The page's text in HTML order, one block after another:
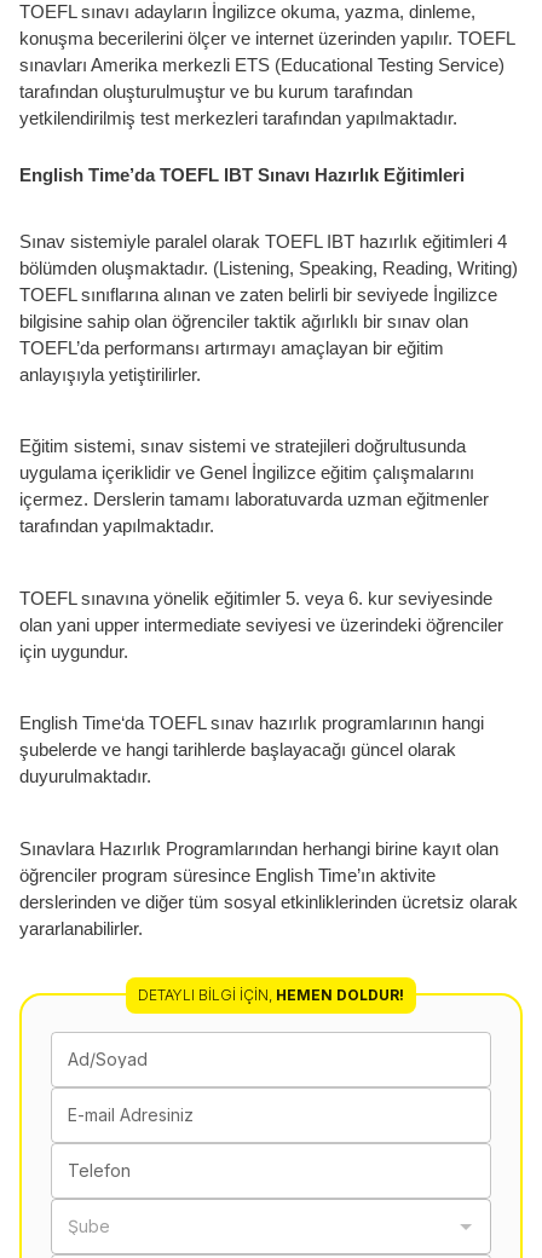
TOEFL sınavı adayların İngilizce okuma, yazma, dinleme,
konuşma becerilerini ölçer ve internet üzerinden yapılır. TOEFL
sınavları Amerika merkezli ETS (Educational Testing Service)
tarafından oluşturulmuştur ve bu kurum tarafından
yetkilendirilmiş test merkezleri tarafından yapılmaktadır.
English Time’da TOEFL IBT Sınavı Hazırlık Eğitimleri
Sınav sistemiyle paralel olarak TOEFL IBT hazırlık eğitimleri 4
bölümden oluşmaktadır. (Listening, Speaking, Reading, Writing)
TOEFL sınıflarına alınan ve zaten belirli bir seviyede İngilizce
bilgisine sahip olan öğrenciler taktik ağırlıklı bir sınav olan
TOEFL’da performansı artırmayı amaçlayan bir eğitim
anlayışıyla yetiştirilirler.
Eğitim sistemi, sınav sistemi ve stratejileri doğrultusunda
uygulama içeriklidir ve Genel İngilizce eğitim çalışmalarını
içermez. Derslerin tamamı laboratuvarda uzman eğitmenler
tarafından yapılmaktadır.
TOEFL sınavına yönelik eğitimler 5. veya 6. kur seviyesinde
olan yani upper intermediate seviyesi ve üzerindeki öğrenciler
için uygundur.
English Time‘da TOEFL sınav hazırlık programlarının hangi
şubelerde ve hangi tarihlerde başlayacağı güncel olarak
duyurulmaktadır.
Sınavlara Hazırlık Programlarından herhangi birine kayıt olan
öğrenciler program süresince English Time’ın aktivite
derslerinden ve diğer tüm sosyal etkinliklerinden ücretsiz olarak
yararlanabilirler.
DETAYLI BILGI İÇIN, HEMEN DOLDUR!
Ad/Soyad
E-mail Adresiniz
Telefon
Şube